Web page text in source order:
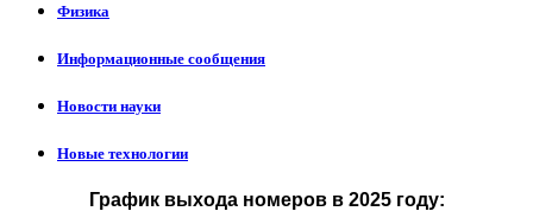
Физика
Информационные сообщения
Новости науки
Новые технологии
График выхода номеров в 2025 году: